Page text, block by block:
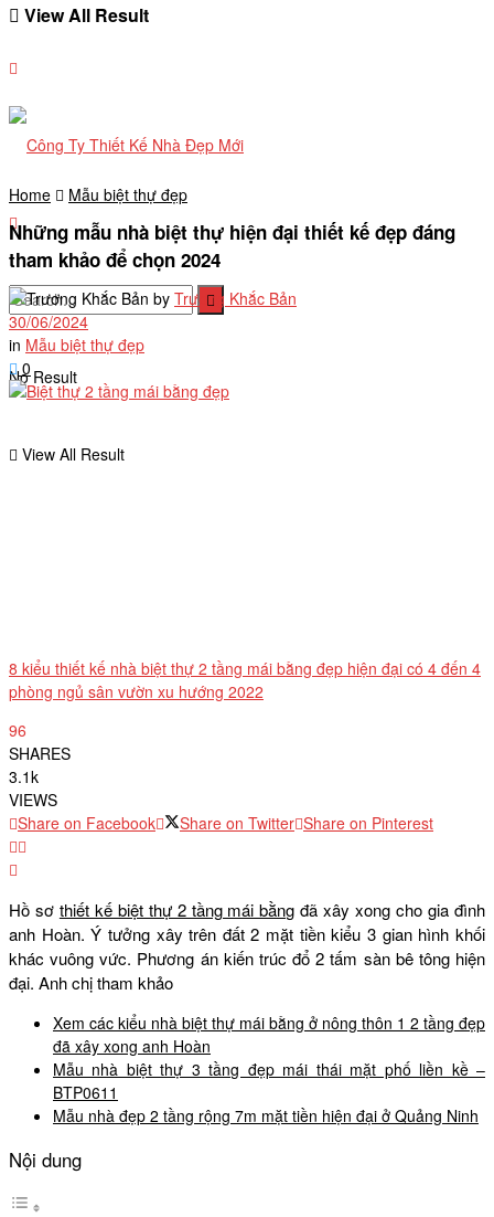
View All Result
No Result
View All Result
Home Mẫu biệt thự đẹp
Những mẫu nhà biệt thự hiện đại thiết kế đẹp đáng
tham khảo để chọn 2024
by Trương Khắc Bản
30/06/2024
in Mẫu biệt thự đẹp
0
8 kiểu thiết kế nhà biệt thự 2 tầng mái bằng đẹp hiện đại có 4 đến 4
phòng ngủ sân vườn xu hướng 2022
96
SHARES
3.1k
VIEWS
Share on Facebook
Share on Twitter Share on Pinterest
Hồ sơ thiết kế biệt thự 2 tầng mái bằng đã xây xong cho gia đình
anh Hoàn. Ý tưởng xây trên đất 2 mặt tiền kiểu 3 gian hình khối
khác vuông vức. Phương án kiến trúc đổ 2 tấm sàn bê tông hiện
đại. Anh chị tham khảo
Xem các kiểu nhà biệt thự mái bằng ở nông thôn 1 2 tầng đẹp
đã xây xong anh Hoàn
Mẫu nhà biệt thự 3 tầng đẹp mái thái mặt phố liền kề –
BTP0611
Mẫu nhà đẹp 2 tầng rộng 7m mặt tiền hiện đại ở Quảng Ninh
Nội dung